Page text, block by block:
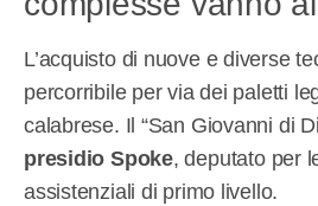
L’acquisto di nuove e diverse
percorribile per via dei paletti
calabrese. Il “San Giovanni di
presidio Spoke, deputato per
assistenziali di primo livello.